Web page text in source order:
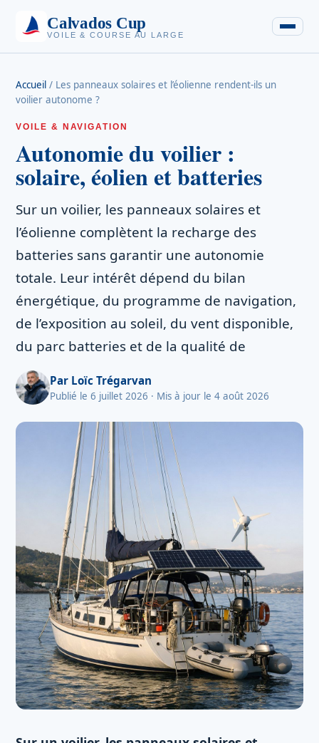
Calvados Cup
VOILE & COURSE AU LARGE
Accueil / Les panneaux solaires et l’éolienne rendent-ils un
voilier autonome ?
VOILE & NAVIGATION
Autonomie du voilier :
solaire, éolien et batteries
Sur un voilier, les panneaux solaires et
l’éolienne complètent la recharge des
batteries sans garantir une autonomie
totale. Leur intérêt dépend du bilan
énergétique, du programme de navigation,
de l’exposition au soleil, du vent disponible,
du parc batteries et de la qualité de
Par Loïc Trégarvan
Publié le 6 juillet 2026 · Mis à jour le 4 août 2026